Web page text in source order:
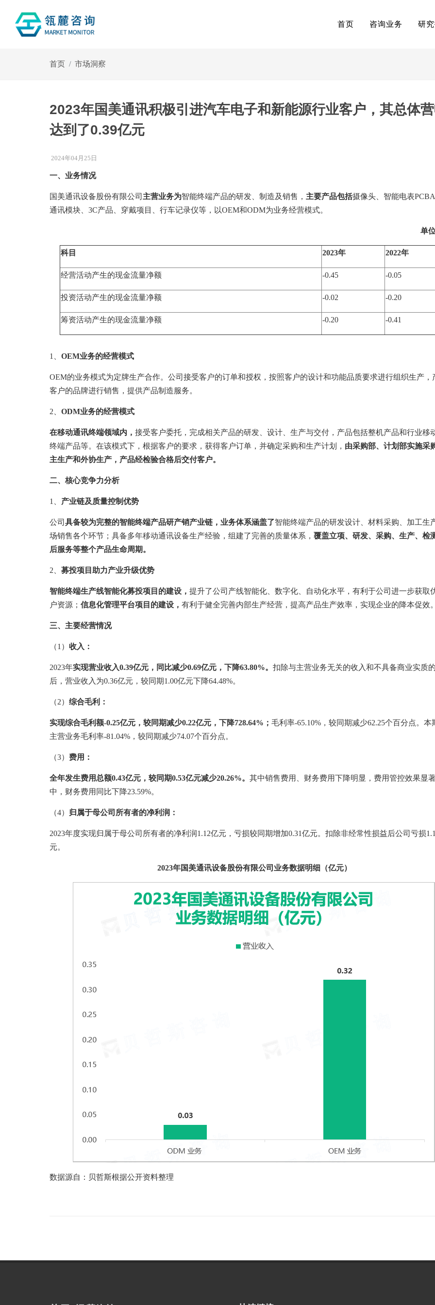
首页 咨询业务 研
首页 市场洞察
2023年国美通讯积极引进汽车电子和新能源行业客户，其总体
达到了0.39亿元
2024年04月25日
一、业务情况
国美通讯设备股份有限公司 主营业务为智能终端产品的研发、制造及销售， 主要产品包括摄像头、智能电表
通讯模块、3C产品、穿戴项目、行车记录仪等，以OEM和ODM为业务经营模式。
单
科目 2023年 2022年
经营活动产生的现金流量净额 -0.45 -0.05
投资活动产生的现金流量净额 -0.02 -0.20
筹资活动产生的现金流量净额 -0.20 -0.41
1、 OEM业务的经营模式
OEM的业务模式为定牌生产合作。公司接受客户的订单和授权，按照客户的设计和功能品质要求进行组织生产，
客户的品牌进行销售，提供产品制造服务。
2、 ODM业务的经营模式
在移动通讯终端领域内， 接受客户委托，完成相关产品的研发、设计、生产与交付，产品包括整机产品和行业移
终端产品等。在该模式下，根据客户的要求，获得客户订单，并确定采购和生产计划， 由采购部、计划部实施采
主生产和外协生产，产品经检验合格后交付客户。
二、核心竞争力分析
1、 产业链及质量控制优势
公司 具备较为完整的智能终端产品研产销产业链，业务体系涵盖了智能终端产品的研发设计、材料采购、加工生
场销售各个环节；具备多年移动通讯设备生产经验，组建了完善的质量体系， 覆盖立项、研发、采购、生产、检
后服务等整个产品生命周期。
2、 募投项目助力产业升级优势
智能终端生产线智能化募投项目的建设， 提升了公司产线智能化、数字化、自动化水平，有利于公司进一步获取
户资源； 信息化管理平台项目的建设， 有利于健全完善内部生产经营，提高产品生产效率，实现企业的降本促效。
三、主要经营情况
（1） 收入：
2023年实现营业收入0.39亿元，同比减少0.69亿元，下降63.80%。 扣除与主营业务无关的收入和不具备商业实质
后，营业收入为0.36亿元，较同期1.00亿元下降64.48%。
（2） 综合毛利：
实现综合毛利额-0.25亿元，较同期减少0.22亿元，下降728.64%； 毛利率-65.10%，较同期减少62.25个百分点。本
主营业务毛利率-81.04%，较同期减少74.07个百分点。
（3） 费用：
全年发生费用 总额0.43亿元，较同期0.53亿元减少20.26%。 其中销售费用、财务费用下降明显，费用管控效果显
中，财务费用同比下降23.59%。
（4） 归属于母公司所有者的净利润：
2023年度实现归属于母公司所有者的净利润1.12亿元，亏损较同期增加0.31亿元。扣除非经常性损益后公司亏损
元。
2023年国美通讯设备股份有限公司 业务数据明细（亿元）
数据源自：贝哲斯根据公开资料整理